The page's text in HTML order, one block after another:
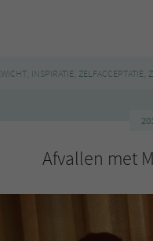
, INSPIRATIE, ZELFACCEPTATIE,
Afvallen met